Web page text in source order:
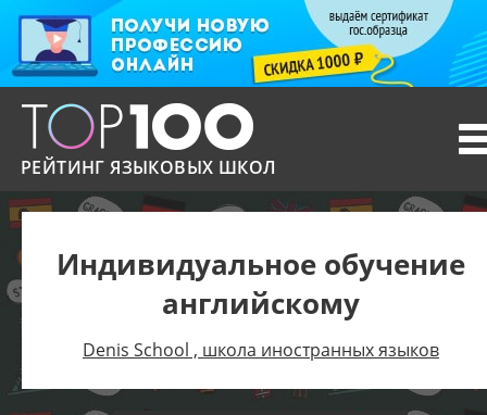
РЕЙТИНГ ЯЗЫКОВЫХ ШКОЛ
Индивидуальное обучение
английскому
Denis School , школа иностранных языков